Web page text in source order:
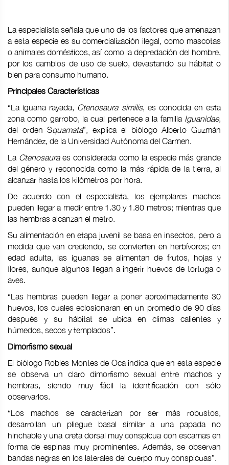
La especialista señala que uno de los factores que amenazan
a esta especie es su comercialización ilegal, como mascotas
o animales domésticos, así como la depredación del hombre,
por los cambios de uso de suelo, devastando su hábitat o
bien para consumo humano.
Principales Características
“La iguana rayada, Ctenosaura similis, es conocida en esta
zona como garrobo, la cual pertenece a la familiaIguanidae,
del orden Squamata”, explica el biólogo Alberto Guzmán
Hernández, de la Universidad Autónoma del Carmen.
La Ctenosauraes considerada como la especie más grande
del género y reconocida como la más rápida de la tierra, al
alcanzar hasta los kilómetros por hora.
De acuerdo con el especialista, los ejemplares machos
pueden llegar a medir entre 1.30 y 1.80 metros; mientras que
las hembras alcanzan el metro.
Su alimentación en etapa juvenil se basa en insectos, pero a
medida que van creciendo, se convierten en herbívoros; en
edad adulta, las iguanas se alimentan de frutos, hojas y
flores, aunque algunos llegan a ingerir huevos de tortuga o
aves.
“Las hembras pueden llegar a poner aproximadamente 30
huevos, los cuales eclosionaran en un promedio de 90 días
después y su hábitat se ubica en climas calientes y
húmedos, secos y templados”.
Dimorfismo sexual
El biólogo Robles Montes de Oca indica que en esta especie
se observa un claro dimorfismo sexual entre machos y
hembras, siendo muy fácil la identificación con sólo
observarlos.
“Los machos se caracterizan por ser más robustos,
desarrollan un pliegue basal similar a una papada no
hinchable y una creta dorsal muy conspicua con escamas en
forma de espinas muy prominentes. Además, se observan
bandas negras en los laterales del cuerpo muy conspicuas”.